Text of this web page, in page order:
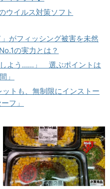
ウイルス対策ソフト
がフィッシング被害を未然
の実力とは？
しよう……」 選ぶポイントは
」
トも、無制限にインストー
フ」